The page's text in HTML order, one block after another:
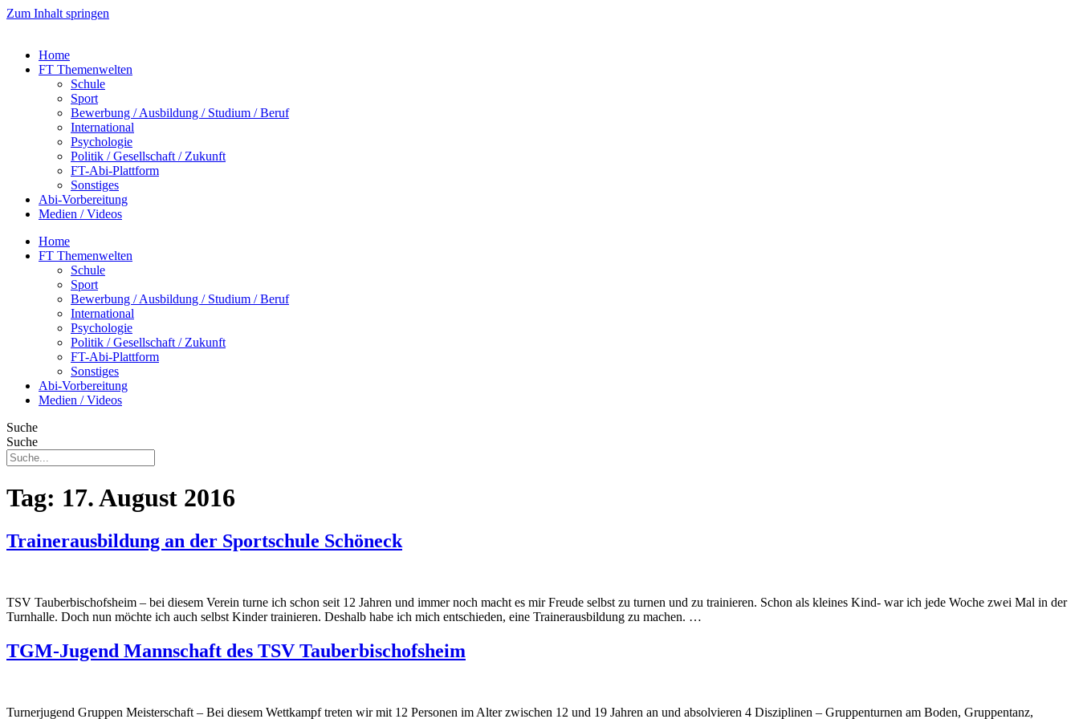
Zum Inhalt springen
Home
FT Themenwelten
Schule
Sport
Bewerbung / Ausbildung / Studium / Beruf
International
Psychologie
Politik / Gesellschaft / Zukunft
FT-Abi-Plattform
Sonstiges
Abi-Vorbereitung
Medien / Videos
Home
FT Themenwelten
Schule
Sport
Bewerbung / Ausbildung / Studium / Beruf
International
Psychologie
Politik / Gesellschaft / Zukunft
FT-Abi-Plattform
Sonstiges
Abi-Vorbereitung
Medien / Videos
Suche
Suche
Tag: 17. August 2016
Trainerausbildung an der Sportschule Schöneck
TSV Tauberbischofsheim – bei diesem Verein turne ich schon seit 12 Jahren und immer noch macht es mir Freude selbst zu turnen und zu trainieren. Schon als kleines Kind- war ich jede Woche zwei Mal in der
Turnhalle. Doch nun möchte ich auch selbst Kinder trainieren. Deshalb habe ich mich entschieden, eine Trainerausbildung zu machen. …
TGM-Jugend Mannschaft des TSV Tauberbischofsheim
Turnerjugend Gruppen Meisterschaft – Bei diesem Wettkampf treten wir mit 12 Personen im Alter zwischen 12 und 19 Jahren an und absolvieren 4 Disziplinen – Gruppenturnen am Boden, Gruppentanz,